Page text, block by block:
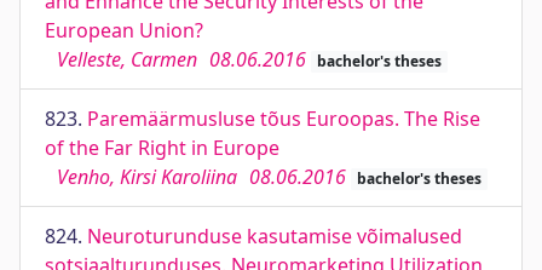
European Union?
Velleste, Carmen 08.06.2016 bachelor's theses
823. Paremäärmusluse tõus Euroopas. The Rise
of the Far Right in Europe
Venho, Kirsi Karoliina 08.06.2016 bachelor's theses
824. Neuroturunduse kasutamise võimalused